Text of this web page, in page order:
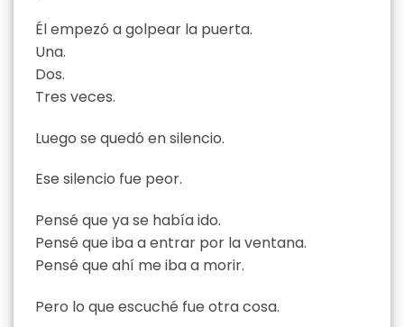
Él empezó a golpear la puerta.
Una.
Dos.
Tres veces.
Luego se quedó en silencio.
Ese silencio fue peor.
Pensé que ya se había ido.
Pensé que iba a entrar por la ventana.
Pensé que ahí me iba a morir.
Pero lo que escuché fue otra cosa.